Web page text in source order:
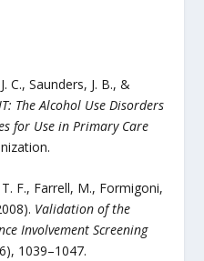
C., Saunders, J. B., &
The Alcohol Use Disorders
for Use in Primary Care
F., Farrell, M., Formigoni,
Validation of the
Involvement Screening
1039–1047.